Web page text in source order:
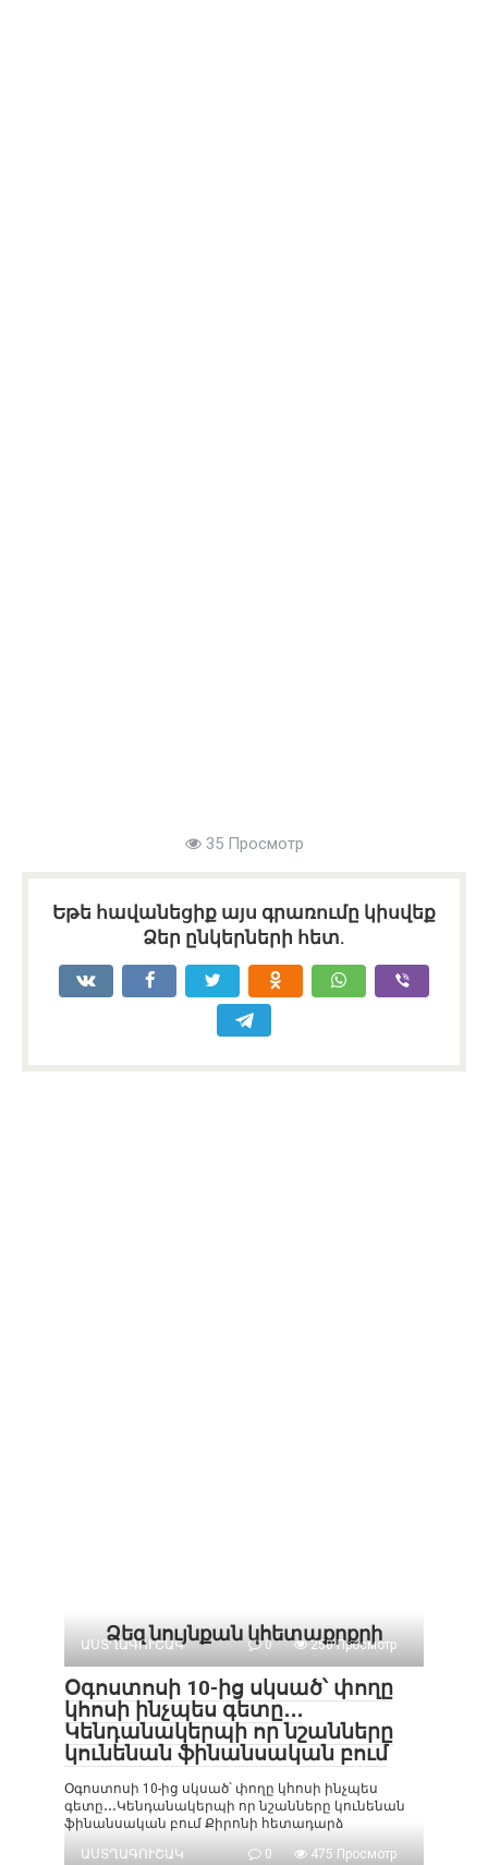
35 Просмотр
Եթե հավանեցիք այս գրառումը կիսվեք
Ձեր ընկերների հետ.
Ձեզ նույնքան կհետաքրքրի
ԱՍՏՂԱԳՈՒՇԱԿ 0 250 Просмотр
Օգոստոսի 10-ից սկսած՝ փողը
կհոսի ինչպես գետը․․․
Կենդանակերպի որ նշանները
կունենան ֆինանսական բում
Օգոստոսի 10-ից սկսած՝ փողը կհոսի ինչպես
գետը․․․Կենդանակերպի որ նշանները կունենան
ֆինանսական բում Քիրոնի հետադարձ
ԱՍՏՂԱԳՈՒՇԱԿ
0 475 Просмотр